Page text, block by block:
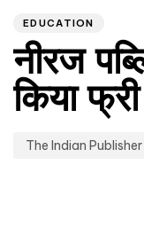
EDUCATION
नीरज
किया
The Indian Publisher